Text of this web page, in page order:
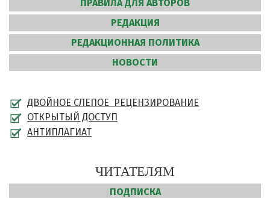
ПРАВИЛА ДЛЯ АВТОРОВ
РЕДАКЦИЯ
РЕДАКЦИОННАЯ ПОЛИТИКА
НОВОСТИ
ДВОЙНОЕ СЛЕПОЕ РЕЦЕНЗИРОВАНИЕ
ОТКРЫТЫЙ ДОСТУП
АНТИПЛАГИАТ
ЧИТАТЕЛЯМ
ПОДПИСКА